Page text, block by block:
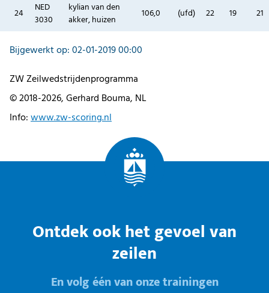
24
NED
3030
kylian van den
akker, huizen
106,0 (ufd) 22 19 21
Bijgewerkt op: 02-01-2019 00:00
ZW Zeilwedstrijdenprogramma
© 2018-2026, Gerhard Bouma, NL
Info:www.zw-scoring.nl
Ontdek ook het gevoel van
zeilen
En volg één van onze trainingen